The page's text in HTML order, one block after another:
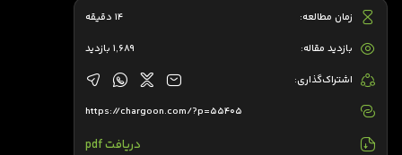
زمان مطالعه: 14 دقیقه
بازدید مقاله: 1,689 بازدید
اشتراک‌گذاری:
https://chargoon.com/?p=55405
دریافت pdf